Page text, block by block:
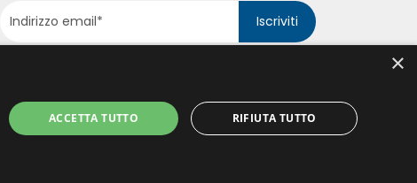
Iscriviti
Accetto le politiche dellaPrivacy Policy*
×
ACCETTA TUTTO RIFIUTA TUTTO